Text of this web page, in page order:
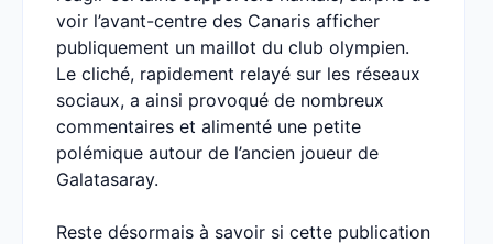
voir l’avant-centre des Canaris afficher
publiquement un maillot du club olympien.
Le cliché, rapidement relayé sur les réseaux
sociaux, a ainsi provoqué de nombreux
commentaires et alimenté une petite
polémique autour de l’ancien joueur de
Galatasaray.
Reste désormais à savoir si cette publication